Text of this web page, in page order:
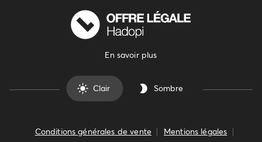
En savoir plus
Clair Sombre
Conditions générales de vente Mentions légales